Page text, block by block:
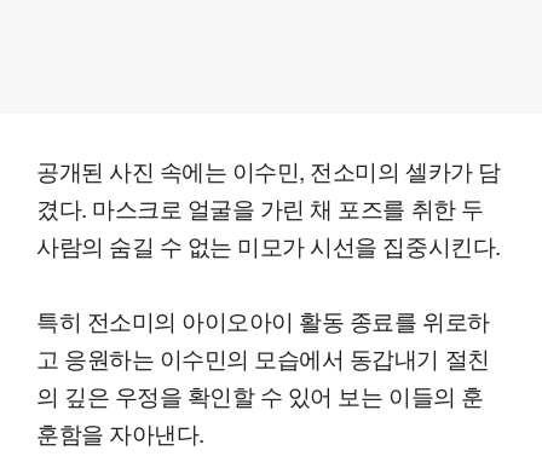
공개된 사진 속에는 이수민, 전소미의 셀카가 담
겼다. 마스크로 얼굴을 가린 채 포즈를 취한 두
사람의 숨길 수 없는 미모가 시선을 집중시킨다.
특히 전소미의 아이오아이 활동 종료를 위로하
고 응원하는 이수민의 모습에서 동갑내기 절친
의 깊은 우정을 확인할 수 있어 보는 이들의 훈
훈함을 자아낸다.